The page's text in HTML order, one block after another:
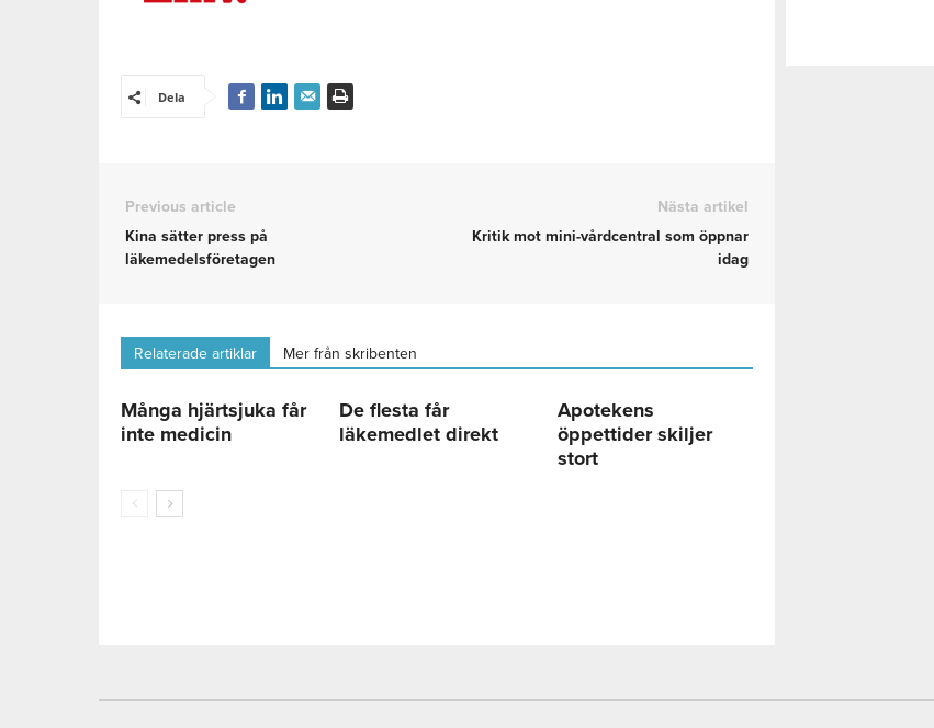
Dela
Previous article
Kina sätter press på
läkemedelsföretagen
Nästa artikel
Kritik mot mini-vårdcentral som öppnar
idag
Relaterade artiklar Mer från skribenten
Många hjärtsjuka får
inte medicin
De flesta får
läkemedlet direkt
Apotekens
öppettider skiljer
stort